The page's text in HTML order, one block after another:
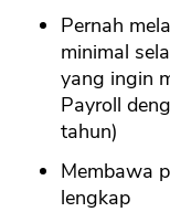
Pernah
minimal
yang ingin
Payroll
tahun)
Membawa
lengkap